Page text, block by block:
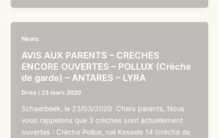
News
AVIS AUX PARENTS – CRECHES
ENCORE OUVERTES – POLLUX (Crèche
de garde) – ANTARES – LYRA
Driss / 23 mars 2020
Schaerbeek, le 23/03/2020 Chers parents, Nous
vous rappelons que 3 crèches sont actuellement
ouvertes : Crèche Pollux, rue Kessels 14 (crèche de